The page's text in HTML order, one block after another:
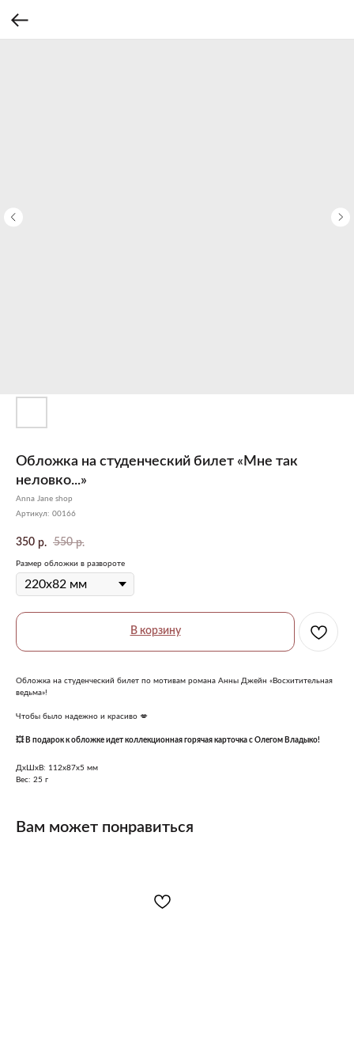
Обложка на студенческий билет «Мне так
неловко...»
Anna Jane shop
Артикул: 00166
350 р. 550 р.
Размер обложки в развороте
В корзину
Обложка на студенческий билет по мотивам романа Анны Джейн «Восхитительная
ведьма»!
Чтобы было надежно и красиво 💋
💥 В подарок к обложке идет коллекционная горячая карточка с Олегом Владыко!
ДxШxВ: 112x87x5 мм
Вес: 25 г
Вам может понравиться